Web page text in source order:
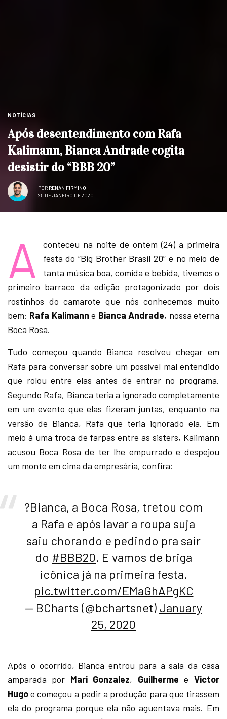
NOTÍCIAS
Após desentendimento com Rafa
Kalimann, Bianca Andrade cogita
desistir do “BBB 20”
POR RENAN FIRMINO
25 DE JANEIRO DE 2020
A
conteceu na noite de ontem (24) a primeira
festa do “Big Brother Brasil 20” e no meio de
tanta música boa, comida e bebida, tivemos o
primeiro barraco da edição protagonizado por dois
rostinhos do camarote que nós conhecemos muito
bem: Rafa Kalimann e Bianca Andrade, nossa eterna
Boca Rosa.
Tudo começou quando Bianca resolveu chegar em
Rafa para conversar sobre um possível mal entendido
que rolou entre elas antes de entrar no programa.
Segundo Rafa, Bianca teria a ignorado completamente
em um evento que elas fizeram juntas, enquanto na
versão de Bianca, Rafa que teria ignorado ela. Em
meio à uma troca de farpas entre as sisters, Kalimann
acusou Boca Rosa de ter lhe empurrado e despejou
um monte em cima da empresária, confira:
?Bianca, a Boca Rosa, tretou com
a Rafa e após lavar a roupa suja
saiu chorando e pedindo pra sair
do #BBB20. E vamos de briga
icônica já na primeira festa.
pic.twitter.com/EMaGhAPgKC
— BCharts (@bchartsnet) January
25, 2020
Após o ocorrido, Bianca entrou para a sala da casa
amparada por Mari Gonzalez, Guilherme e Victor
Hugoe começou a pedir a produção para que tirassem
ela do programa porque ela não aguentava mais. Em